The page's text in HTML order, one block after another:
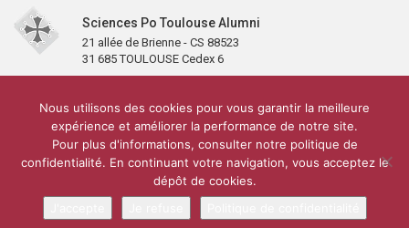
Sciences Po Toulouse Alumni
21 allée de Brienne - CS 88523
31 685 TOULOUSE Cedex 6
Partenaires et soutiens
Lettre d’information
Réseaux sociaux
Sciences Po Toulouse
Carré Alumni de la bibliothèque de Sciences Po Toulouse
10 000 diplômés
Réseau ScPo
Mentions légales Politique de confidentialité
Plan du site
Conception & réalisation :CEREAL CONCEPT
Nous utilisons des cookies pour vous garantir la meilleure
expérience et améliorer la performance de notre site.
Pour plus d'informations, consulter notre politique de
confidentialité. En continuant votre navigation, vous acceptez le
dépôt de cookies.